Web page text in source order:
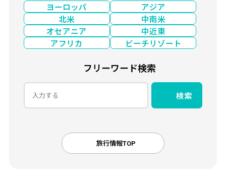
ヨーロッパ
アジア
北米
中南米
オセアニア
中近東
アフリカ
ビーチリゾート
フリーワード検索
検索
旅行情報TOP